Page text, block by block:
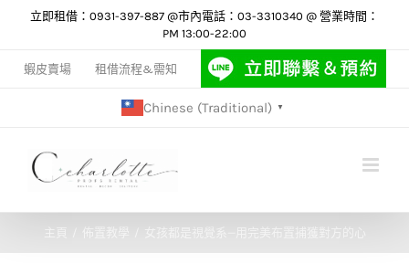
content
立即租借：0931-397-887 @市內電話：03-3310340 @ 營業時間：
PM 13:00-22:00
蝦皮賣場 租借流程&需知
Chinese (Traditional) ▼
佈置教學 女孩都是視覺系—用完美布置捕獲對方的心